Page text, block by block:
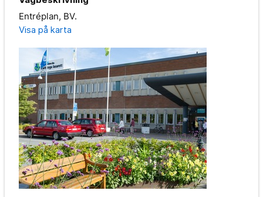
Entréplan, BV.
Visa på karta